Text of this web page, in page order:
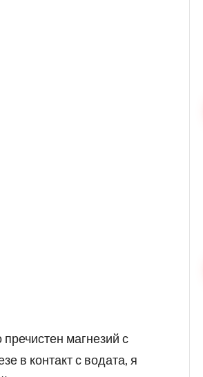
магнезий с
в контакт с водата, я